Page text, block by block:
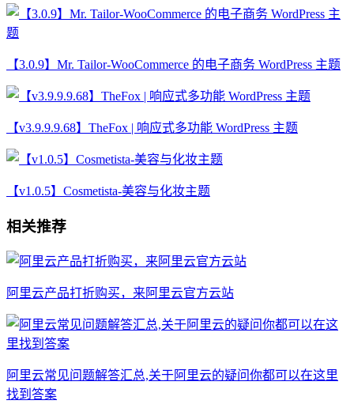
【3.0.9】Mr. Tailor-WooCommerce 的电子商务 WordPress 主题
【v3.9.9.9.68】TheFox | 响应式多功能 WordPress 主题
【v1.0.5】Cosmetista-美容与化妆主题
相关推荐
阿里云产品打折购买，来阿里云官方云站
阿里云常见问题解答汇总,关于阿里云的疑问你都可以在这里
找到答案